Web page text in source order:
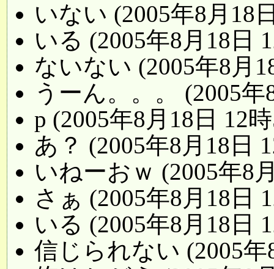
いない (2005年8月18
いる (2005年8月18日
ないない (2005年8月
うーん。。。 (2005
p (2005年8月18日 12
あ？ (2005年8月18日
いねーおｗ (2005年8
さぁ (2005年8月18日
いる (2005年8月18日
信じられない (2005年